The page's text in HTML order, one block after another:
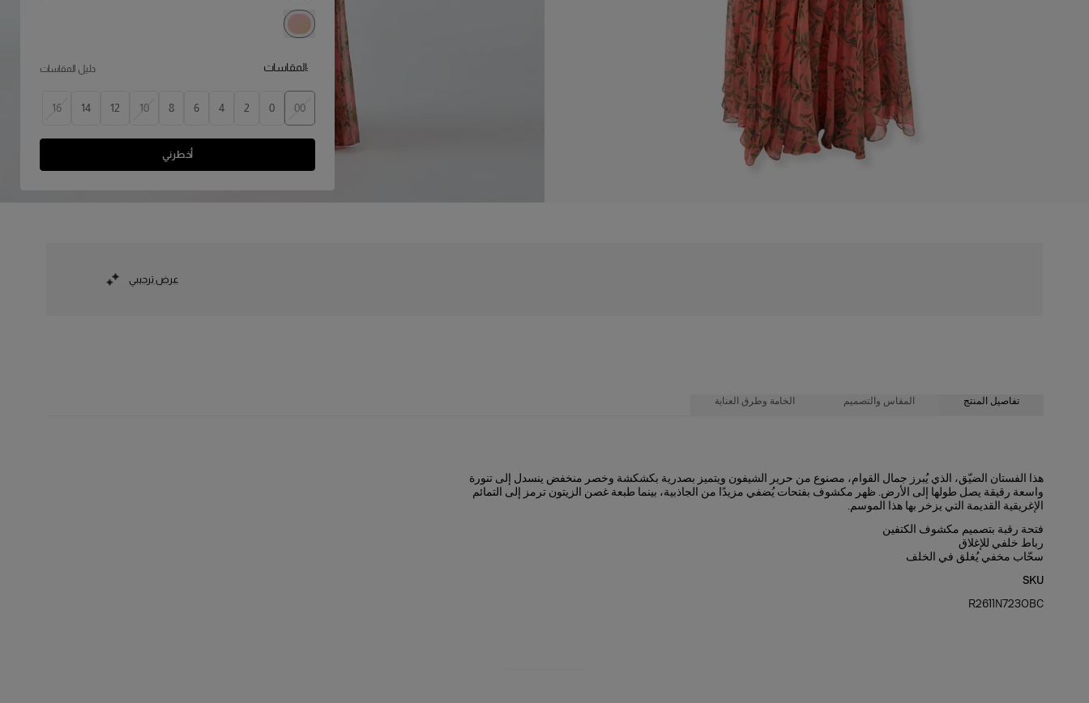
:المقاسات دليل المقاسات
00
0
2
4
6
8
10
12
14
16
أخطرني
عرض ترحيبي
تفاصيل المنتج المقاس والتصميم الخامة وطرق العناية
هذا الفستان الضيّق، الذي يُبرز جمال القوام، مصنوع من حرير الشيفون ويتميز بصدرية بكشكشة وخصر منخفض ينسدل إلى تنورة
واسعة رقيقة يصل طولها إلى الأرض. ظهر مكشوف بفتحات يُضفي مزيدًا من الجاذبية، بينما طبعة غصن الزيتون ترمز إلى التمائم
الإغريقية القديمة التي يزخر بها هذا الموسم.
فتحة رقبة بتصميم مكشوف الكتفين
رباط خلفي للإغلاق
سحّاب مخفي يُغلق في الخلف
SKU
R2611N723OBC
تصميم بطول ماكسي مُجسّم عند الخصر
خامة خفيفة من الشيفون الحريري
طول العارضة 178 سم/ 5 أقدام و10 بوصات، وترتدي المقاس الأمريكي 2
تعليمات الغسيل
تنظيف جاف فقط